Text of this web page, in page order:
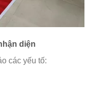
diện
các yếu tố: